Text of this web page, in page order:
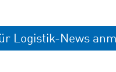
Logistik-News